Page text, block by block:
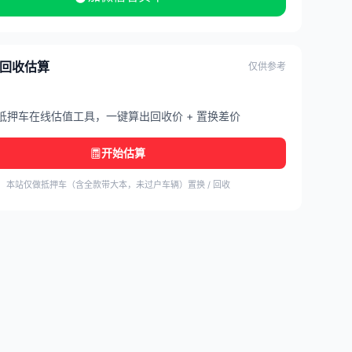
收估算 仅供参考
押车在线估值工具，一键算出回收价 + 置换差价
开始估算
本站仅做抵押车（含全款带大本，未过户车辆）置换 / 回收